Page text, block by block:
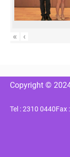
« ‹
Copyright ©
Tel : 2310 0440Fax